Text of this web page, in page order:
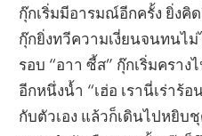
กุ๊กเริ่มมีอารมณ์อีกครั้ง ยิ่ง
กุ๊กยิ่งทวีความเงี่ยนจนทนไม่
รอบ “อาา ซี้ส” กุ๊กเริ่มคราง
อีกหนึ่งน้ำ “เฮ่อ เรานี่เร่าร้
กับตัวเอง แล้วก็เดินไปหยิบ